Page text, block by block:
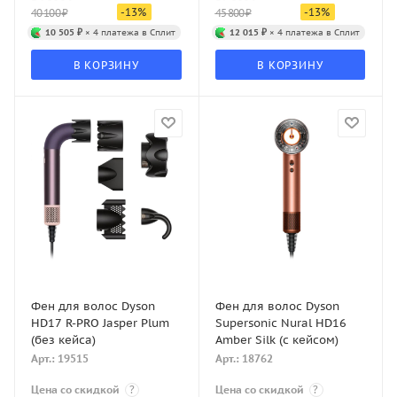
40 100₽ -13%
10 505 ₽ × 4 платежа в Сплит
В КОРЗИНУ
45 800₽ -13%
12 015 ₽× 4 платежа в Сплит
В КОРЗИНУ
Фен для волос Dyson
HD17 R-PRO Jasper Plum
(без кейса)
Арт.: 19515
Цена со скидкой ?
Фен для волос Dyson
Supersonic Nural HD16
Amber Silk (с кейсом)
Арт.: 18762
Цена со скидкой ?